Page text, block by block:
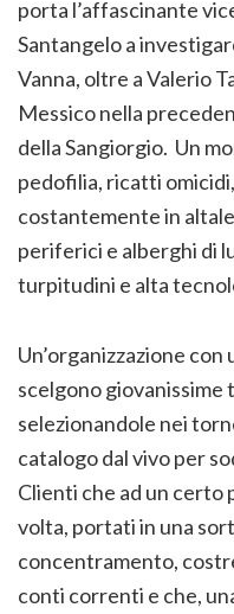
porta l’affascinante
Santangelo a
Vanna, oltre a Valerio
Messico nella
della Sangiorgio. Un
pedofilia, ricatti
costantemente in
periferici e alberghi di
turpitudini e alta
Un’organizzazione
scelgono giovanissime
selezionandole nei
catalogo dal vivo per
Clienti che ad un
volta, portati in una
concentramento,
conti correnti e che,